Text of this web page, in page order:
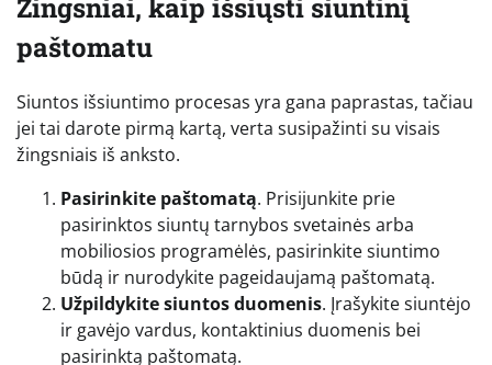
Žingsniai, kaip išsiųsti siuntinį
paštomatu
Siuntos išsiuntimo procesas yra gana paprastas, tačiau
jei tai darote pirmą kartą, verta susipažinti su visais
žingsniais iš anksto.
Pasirinkite paštomatą. Prisijunkite prie
pasirinktos siuntų tarnybos svetainės arba
mobiliosios programėlės, pasirinkite siuntimo
būdą ir nurodykite pageidaujamą paštomatą.
Užpildykite siuntos duomenis. Įrašykite siuntėjo
ir gavėjo vardus, kontaktinius duomenis bei
pasirinktą paštomatą.